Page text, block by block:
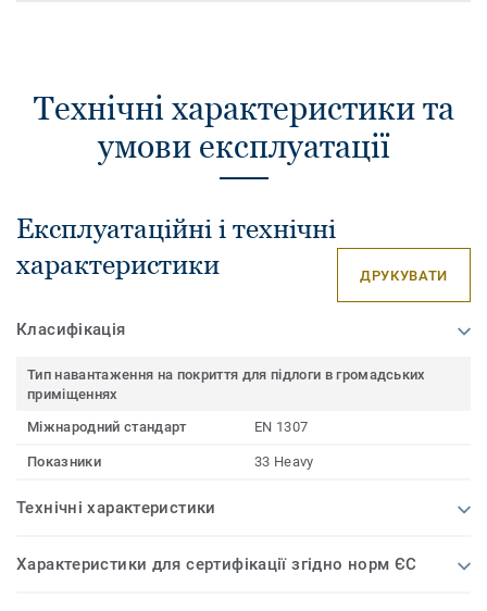
Технічні характеристики та
умови експлуатації
Експлуатаційні і технічні
характеристики
ДРУКУВАТИ
Класифікація
Тип навантаження на покриття для підлоги в громадських
приміщеннях
Міжнародний стандарт
EN 1307
Показники 33 Heavy
Технічні характеристики
Характеристики для сертифікації згідно норм ЄС